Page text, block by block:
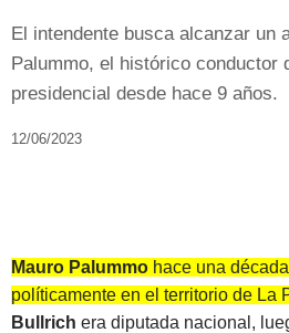
El intendente busca alcanzar un
Palummo, el histórico conductor
presidencial desde hace 9 años.
12/06/2023
Mauro Palummo hace una
políticamente en el territorio de La
Bullrich era diputada nacional,